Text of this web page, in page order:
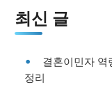
최신 글
결혼이민자 역
정리